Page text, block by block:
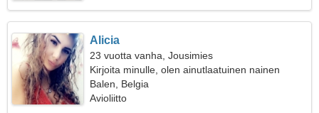
Alicia
23 vuotta vanha, Jousimies
Kirjoita minulle, olen ainutlaatuinen nainen
Balen, Belgia
Avioliitto